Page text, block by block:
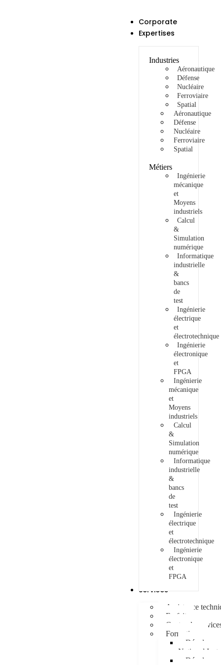
Corporate
Expertises
Industries
Aéronautique
Défense
Nucléaire
Ferroviaire
Spatial
Aéronautique
Défense
Nucléaire
Ferroviaire
Spatial
Métiers
Ingénierie
mécanique
et
Moyens
industriels
Calcul
&
Simulation
numérique
Informatique
industrielle
&
bancs
de
test
Ingénierie
électrique
et
électrotechnique
Ingénierie
électronique
et
FPGA
Ingénierie
mécanique
et
Moyens
industriels
Calcul
&
Simulation
numérique
Informatique
industrielle
&
bancs
de
test
Ingénierie
électrique
et
électrotechnique
Ingénierie
électronique
et
FPGA
Services
Assistance
Forfait
Centre de
Formations
National